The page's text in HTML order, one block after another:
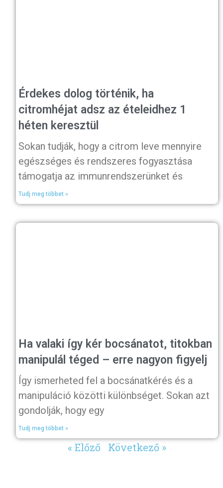
Érdekes dolog történik, ha
citromhéjat adsz az ételeidhez 1
héten keresztül
Sokan tudják, hogy a citrom leve mennyire
egészséges és rendszeres fogyasztása
támogatja az immunrendszerünket és
Tudj meg többet »
Ha valaki így kér bocsánatot, titokban
manipulál téged – erre nagyon figyelj
Így ismerheted fel a bocsánatkérés és a
manipuláció közötti különbséget. Sokan azt
gondolják, hogy egy
Tudj meg többet »
« Előző Következő »